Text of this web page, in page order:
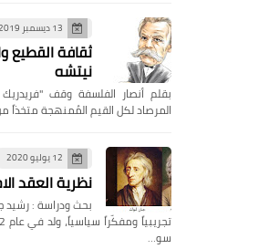
13 ديسمبر 2019
ثقافة القطيع
نيتشه
بقلم أنصار الفلسفة وقف
المرصاد لكل القيم المُمنهجة متخذاً
12 يوليو 2020
نظرية العقد
بحث ودراسة : رشيد
سو…